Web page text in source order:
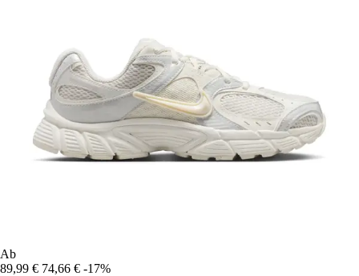
Ab
89,99 € 74,66 € -17%